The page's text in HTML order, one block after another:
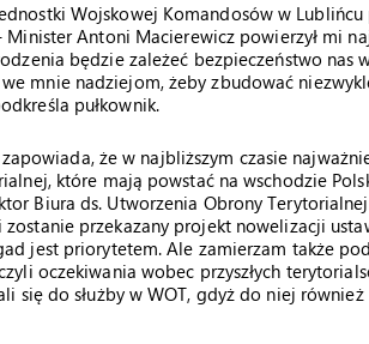
Wojskowej Komandosów w
Minister Antoni Macierewicz powierzył mi
będzie zależeć bezpieczeństwo nas
mnie nadziejom, żeby zbudować
pułkownik.
że w najbliższym czasie
które mają powstać na wschodzie
Biura ds. Utworzenia Obrony
przekazany projekt nowelizacji
jest priorytetem. Ale zamierzam także
oczekiwania wobec przyszłych
się do służby w WOT, gdyż do niej